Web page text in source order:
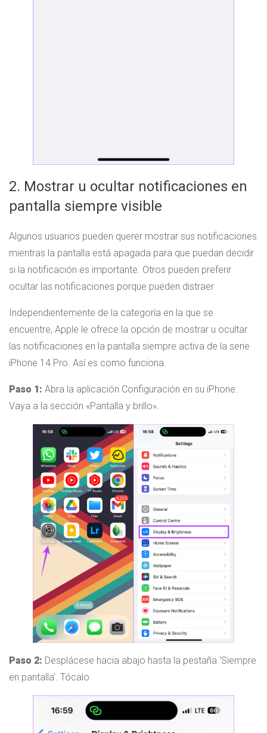
2. Mostrar u ocultar notificaciones en
pantalla siempre visible
Algunos usuarios pueden querer mostrar sus notificaciones
mientras la pantalla está apagada para que puedan decidir
si la notificación es importante. Otros pueden preferir
ocultar las notificaciones porque pueden distraer
Independientemente de la categoría en la que se
encuentre, Apple le ofrece la opción de mostrar u ocultar
las notificaciones en la pantalla siempre activa de la serie
iPhone 14 Pro. Así es como funciona.
Paso 1: Abra la aplicación Configuración en su iPhone.
Vaya a la sección «Pantalla y brillo».
Paso 2: Desplácese hacia abajo hasta la pestaña ‘Siempre
en pantalla’. Tócalo.